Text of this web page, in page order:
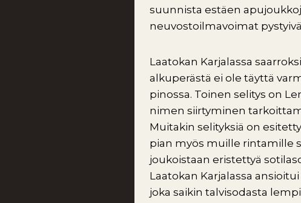
suunnista estäen
neuvostoilmavoimat
Laatokan Karjalassa
alkuperästä ei ole täyttä
pinossa. Toinen selitys on
nimen siirtyminen
Muitakin selityksiä on
pian myös muille rintamille
joukoistaan eristettyä
Laatokan Karjalassa
joka saikin talvisodasta